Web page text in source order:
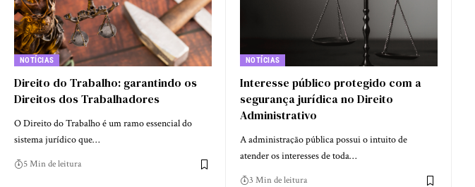
NOTÍCIAS
Direito do Trabalho: garantindo os
Direitos dos Trabalhadores
O Direito do Trabalho é um ramo essencial do
sistema jurídico que…
5 Min de leitura
NOTÍCIAS
Interesse público protegido com a
segurança jurídica no Direito
Administrativo
A administração pública possui o intuito de
atender os interesses de toda…
3 Min de leitura